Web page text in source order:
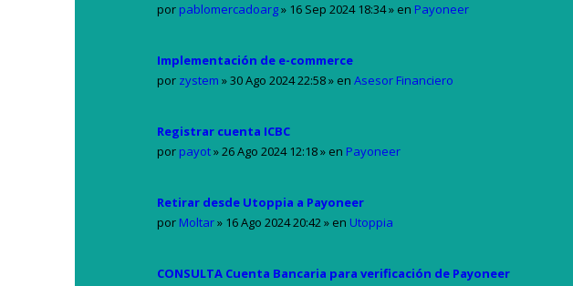
por pablomercadoarg» 16 Sep 2024 18:34» en Payoneer
Implementación de e-commerce
por zystem »30 Ago 2024 22:58» en Asesor Financiero
Registrar cuenta ICBC
por payot»26 Ago 2024 12:18» en Payoneer
Retirar desde Utoppia a Payoneer
por Moltar» 16 Ago 2024 20:42» en Utoppia
CONSULTA Cuenta Bancaria para verificación de Payoneer